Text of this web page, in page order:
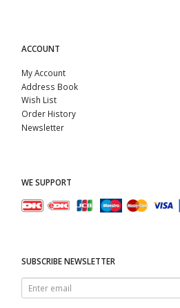
ACCOUNT
My Account
Address Book
Wish List
Order History
Newsletter
WE SUPPORT
SUBSCRIBE NEWSLETTER
Enter
email